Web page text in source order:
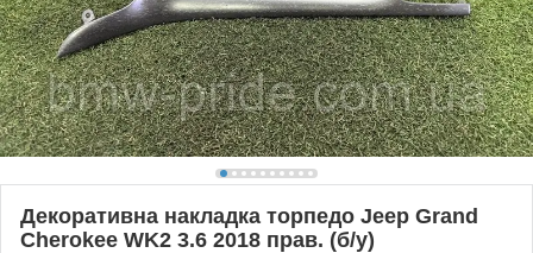
Декоративна накладка торпедо Jeep Grand
Cherokee WK2 3.6 2018 прав. (б/у)